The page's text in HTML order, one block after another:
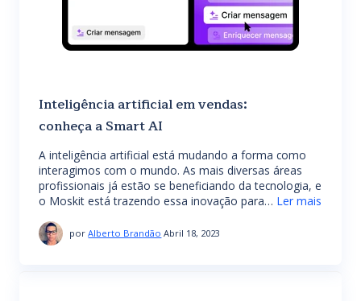
Inteligência artificial em vendas:
conheça a Smart AI
A inteligência artificial está mudando a forma como
interagimos com o mundo. As mais diversas áreas
profissionais já estão se beneficiando da tecnologia, e
o Moskit está trazendo essa inovação para… Ler mais
porAlberto Brandão Abril 18, 2023